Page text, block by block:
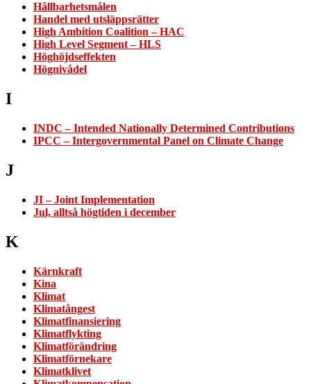
Hållbarhetsmålen
Handel med utsläppsrätter
High Ambition Coalition – HAC
High Level Segment – HLS
Höghöjdseffekten
Högnivådel
I
INDC – Intended Nationally Determined Contributions
IPCC – Intergovernmental Panel on Climate Change
J
JI – Joint Implementation
Jul, alltså högtiden i december
K
Kärnkraft
Kina
Klimat
Klimatångest
Klimatfinansiering
Klimatflykting
Klimatförändring
Klimatförnekare
Klimatklivet